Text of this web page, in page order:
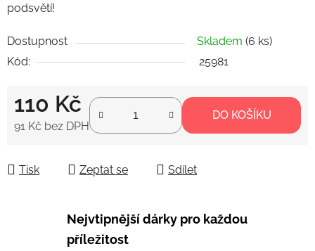
podsvětí!
Dostupnost Skladem (6 ks)
Kód:
25981
110 Kč
91 Kč bez DPH
DO KOŠÍKU
Tisk Zeptat se Sdílet
Nejvtipnější dárky pro každou
příležitost